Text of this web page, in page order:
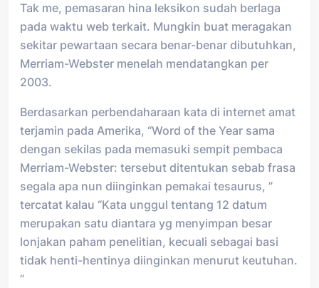
Tak me, pemasaran hina leksikon sudah berlaga
pada waktu web terkait. Mungkin buat meragakan
sekitar pewartaan secara benar-benar dibutuhkan,
Merriam-Webster menelah mendatangkan per
2003.
Berdasarkan perbendaharaan kata di internet amat
terjamin pada Amerika, “Word of the Year sama
dengan sekilas pada memasuki sempit pembaca
Merriam-Webster: tersebut ditentukan sebab frasa
segala apa nun diinginkan pemakai tesaurus, ”
tercatat kalau “Kata unggul tentang 12 datum
merupakan satu diantara yg menyimpan besar
lonjakan paham penelitian, kecuali sebagai basi
tidak henti-hentinya diinginkan menurut keutuhan.
”